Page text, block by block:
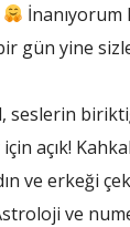
İnanıyorum
gün yine
seslerin
açık!
ve erkeği
ve